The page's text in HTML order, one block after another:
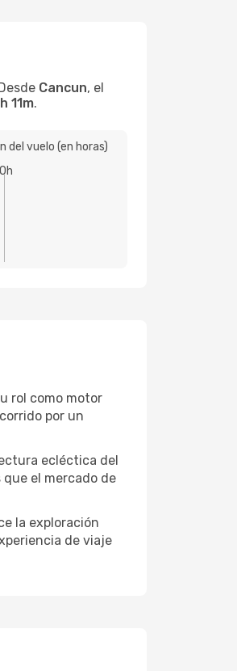
Cancun, el
11m.
del vuelo (en horas)
rol como motor
por un
ecléctica del
que el mercado de
la exploración
de viaje